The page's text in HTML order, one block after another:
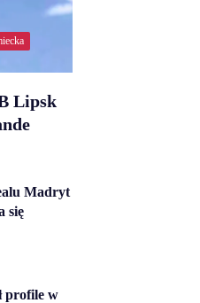
Lipsk
Madryt
się
profile w